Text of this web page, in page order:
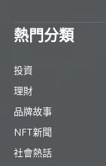
熱門分類
投資
理財
品牌故事
NFT新聞
社會熱話